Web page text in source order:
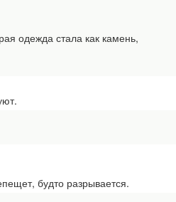
одежда стала как камень,
будто разрывается.